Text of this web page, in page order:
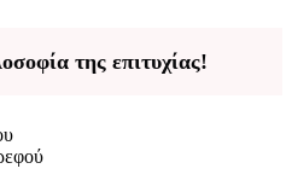
της επιτυχίας!